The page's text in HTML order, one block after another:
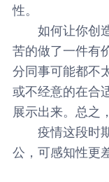
性。
如何让你创造
苦的做了一件有
分同事可能都不
或不经意的在合
展示出来。总之
疫情这段时期
公，可感知性更差